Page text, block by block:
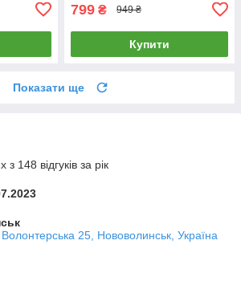
799 ₴ 949 ₴
Купити
Показати ще
148 відгуків за рік
25, Нововолинськ, Україна